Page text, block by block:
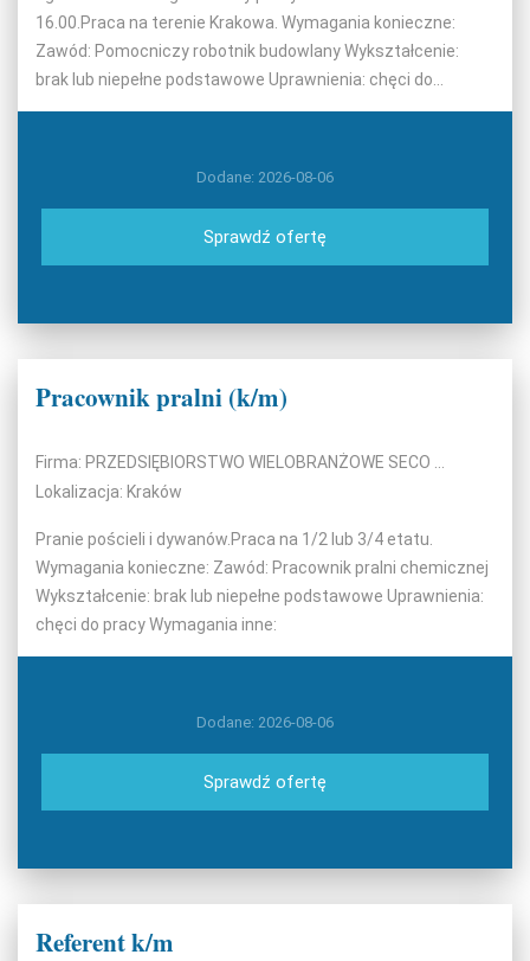
16.00.Praca na terenie Krakowa. Wymagania konieczne:
Zawód: Pomocniczy robotnik budowlany Wykształcenie:
brak lub niepełne podstawowe Uprawnienia: chęci do...
Dodane: 2026-08-06
Sprawdź ofertę
Pracownik pralni (k/m)
Lokalizacja: Kraków
Pranie pościeli i dywanów.Praca na 1/2 lub 3/4 etatu.
Wymagania konieczne: Zawód: Pracownik pralni chemicznej
Wykształcenie: brak lub niepełne podstawowe Uprawnienia:
chęci do pracy Wymagania inne:
Dodane: 2026-08-06
Sprawdź ofertę
Referent k/m